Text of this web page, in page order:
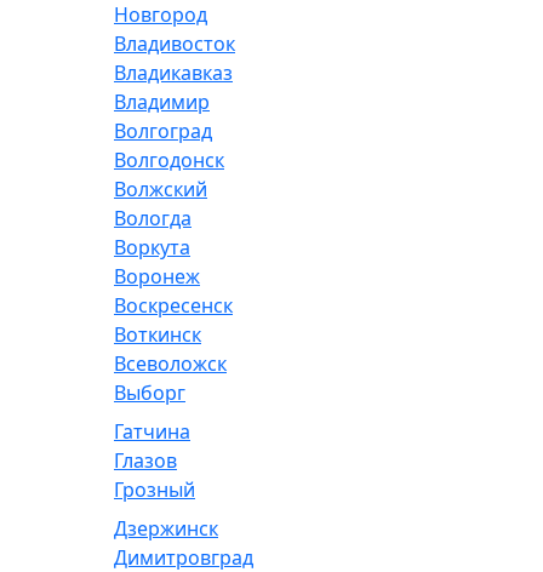
Новгород
Владивосток
Владикавказ
Владимир
Волгоград
Волгодонск
Волжский
Вологда
Воркута
Воронеж
Воскресенск
Воткинск
Всеволожск
Выборг
Гатчина
Глазов
Грозный
Дзержинск
Димитровград